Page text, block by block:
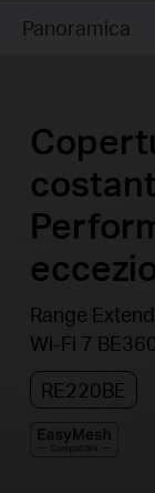
Panoramica
Range
Wi-Fi 7
RE220BE